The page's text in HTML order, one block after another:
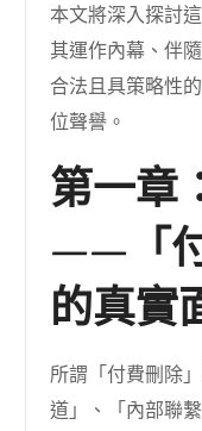
本文將深入探討
其運作內幕、伴
合法且具策略性
位聲譽。
第一章
——「
的真實
所謂「付費刪除
道」、「內部聯